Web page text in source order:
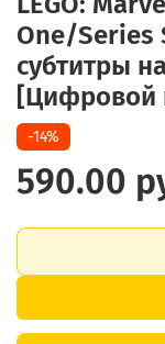
One/Series
субтитры
[Цифровой
-14%
590.00